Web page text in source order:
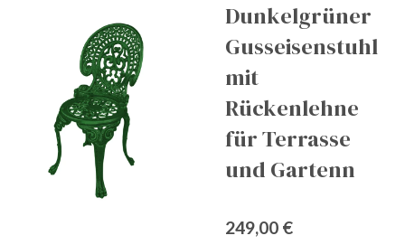
Dunkelgrüner
Gusseisenstuhl
mit
Rückenlehne
für Terrasse
und Gartenn
249,00 €